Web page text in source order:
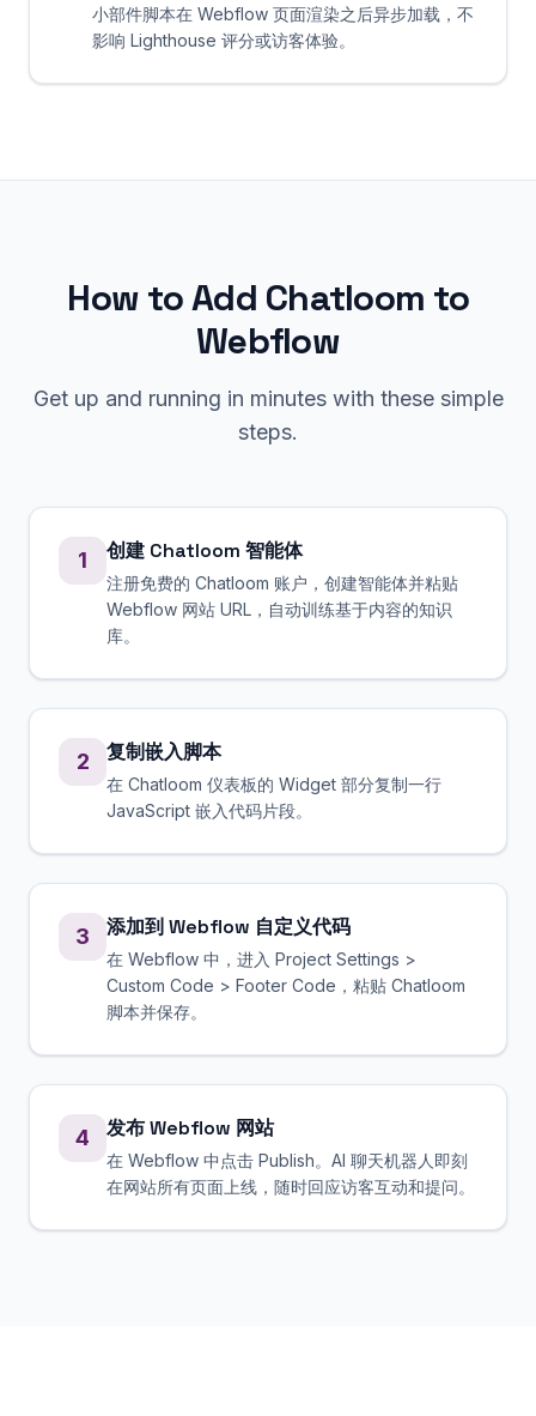
小部件脚本在 Webflow 页面渲染之后异步加载，不
影响 Lighthouse 评分或访客体验。
How to Add Chatloom to
Webflow
Get up and running in minutes with these simple
steps.
1 创建 Chatloom 智能体
注册免费的 Chatloom 账户，创建智能体并粘贴
Webflow 网站 URL，自动训练基于内容的知识
库。
2 复制嵌入脚本
在 Chatloom 仪表板的 Widget 部分复制一行
JavaScript 嵌入代码片段。
3 添加到 Webflow 自定义代码
在 Webflow 中，进入 Project Settings >
Custom Code > Footer Code，粘贴 Chatloom
脚本并保存。
4 发布 Webflow 网站
在 Webflow 中点击 Publish。AI 聊天机器人即刻
在网站所有页面上线，随时回应访客互动和提问。